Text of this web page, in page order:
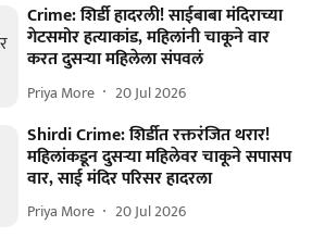
Crime: शिर्डी हादरली! साईबाबा मंदिराच्या
गेटसमोर हत्याकांड, महिलांनी चाकूने वार
करत दुसऱ्या महिलेला संपवलं
Priya More 20 Jul 2026
Shirdi Crime: शिर्डीत रक्तरंजित थरार!
महिलांकडून दुसऱ्या महिलेवर चाकूने सपासप
वार, साई मंदिर परिसर हादरला
Priya More 20 Jul 2026